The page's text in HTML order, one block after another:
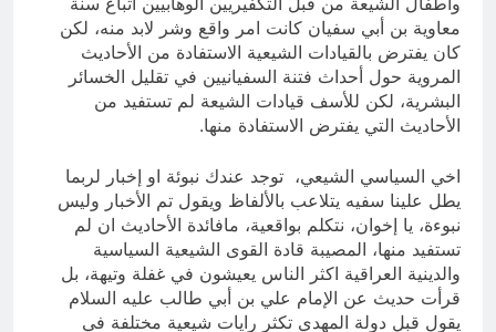
معاوية بن أبي سفيان كانت امر واقع وشر لابد منه، لكن
كان يفترض بالقيادات الشيعية الاستفادة من الأحاديث
المروية حول أحداث فتنة السفيانيين في تقليل الخسائر
البشرية، لكن للأسف قيادات الشيعة لم تستفيد من
الأحاديث التي يفترض الاستفادة منها.
اخي السياسي الشيعي، توجد عندك نبوئة او إخبار لربما
يطل علينا سفيه يتلاعب بالألفاظ ويقول تم الأخبار وليس
نبوءة، يا إخوان، نتكلم بواقعية، مافائدة الأحاديث ان لم
تستفيد منها، المصيبة قادة القوى الشيعية السياسية
والدينية العراقية اكثر الناس يعيشون في غفلة وتيهة، بل
قرأت حديث عن الإمام علي بن أبي طالب عليه السلام
يقول قبل دولة المهدي تكثر رايات شيعية مختلفة في